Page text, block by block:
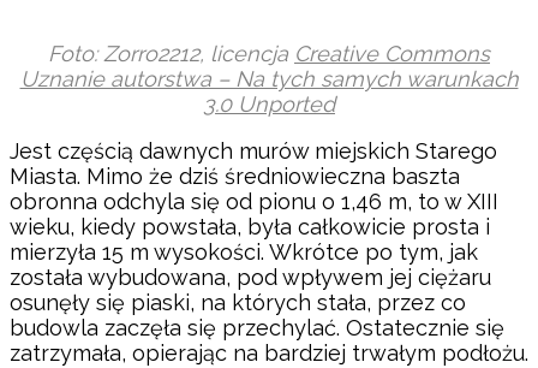
Foto: Zorro2212, licencja Creative Commons
Uznanie autorstwa – Na tych samych warunkach
3.0 Unported
Jest częścią dawnych murów miejskich Starego
Miasta. Mimo że dziś średniowieczna baszta
obronna odchyla się od pionu o 1,46 m, to w XIII
wieku, kiedy powstała, była całkowicie prosta i
mierzyła 15 m wysokości. Wkrótce po tym, jak
została wybudowana, pod wpływem jej ciężaru
osunęły się piaski, na których stała, przez co
budowla zaczęła się przechylać. Ostatecznie się
zatrzymała, opierając na bardziej trwałym podłożu.